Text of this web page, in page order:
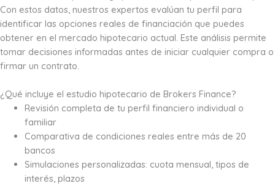
Con estos datos, nuestros expertos evalúan tu perfil para
identificar las opciones reales de financiación que puedes
obtener en el mercado hipotecario actual. Este análisis permite
tomar decisiones informadas antes de iniciar cualquier compra o
firmar un contrato.
¿Qué incluye el estudio hipotecario de Brokers Finance?
Revisión completa de tu perfil financiero individual o
familiar
Comparativa de condiciones reales entre más de 20
bancos
Simulaciones personalizadas: cuota mensual, tipos de
interés, plazos